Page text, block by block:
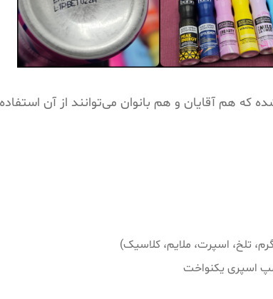
که هم آقایان و هم بانوان می‌توانند از آن
اسپری یکنواخت